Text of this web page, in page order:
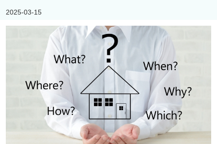
2025-03-15